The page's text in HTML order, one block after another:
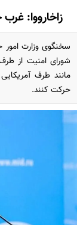
زاخارووا: غرب
سخنگوی وزارت امور
مانند طرف
حرکت کنند.